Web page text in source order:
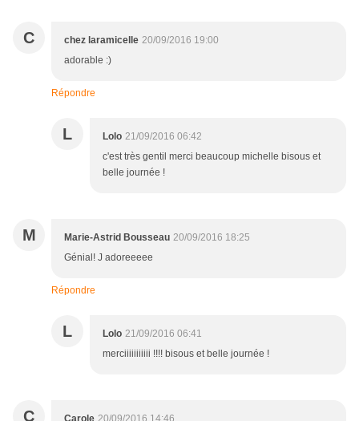
C chez laramicelle 20/09/2016 19:00
adorable :)
Répondre
L Lolo 21/09/2016 06:42
c'est très gentil merci beaucoup michelle bisous et
belle journée !
M Marie-Astrid Bousseau 20/09/2016 18:25
Génial! J adoreeeee
Répondre
L Lolo 21/09/2016 06:41
merciiiiiiiiiii !!!! bisous et belle journée !
C Carole 20/09/2016 14:46